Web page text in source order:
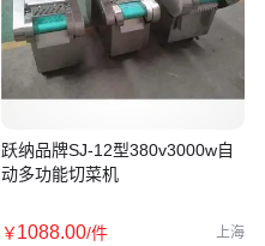
跃纳品牌SJ-12型380v3000w自
动多功能切菜机
￥1088.00/件 上海